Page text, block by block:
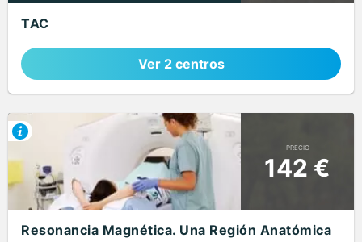
TAC
Ver 2 centros
PRECIO
142 €
Resonancia Magnética. Una Región Anatómica